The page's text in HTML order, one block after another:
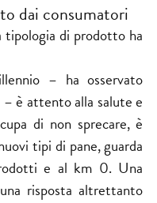
dai consumatori
di prodotto ha
– ha osservato
è attento alla salute e
di non sprecare, è
tipi di pane, guarda
e al km 0. Una
risposta altrettanto